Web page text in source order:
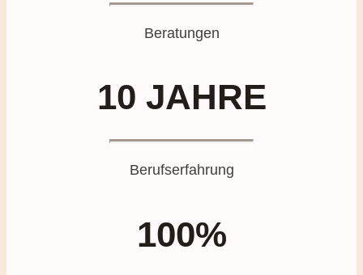
Beratungen
10 JAHRE
Berufserfahrung
100%